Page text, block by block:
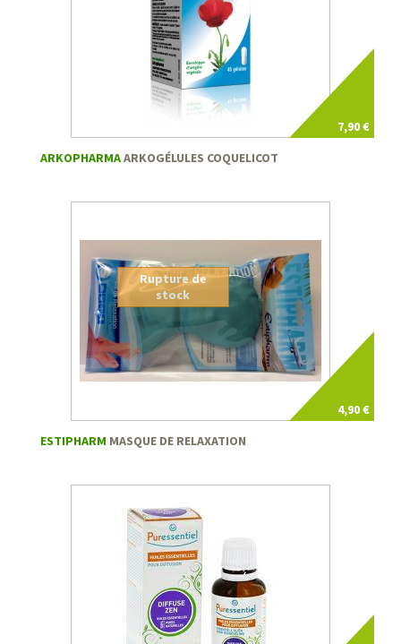
7,90 €
ARKOPHARMAARKOGÉLULES COQUELICOT
4,90 €
Rupture de
stock
ESTIPHARM MASQUE DE RELAXATION